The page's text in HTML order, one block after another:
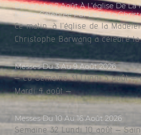
Dimanche 2 Août À L’église De La
Messe Célébrée Par Le Père
Ce matin, à l’église de la
Christophe Barwang a célébré la
Messes Du 3 Au 9 Août 2026
– Co Semaine 31 Lundi 3 août
Mardi 4 août –
Messes Du 10 Au 16 Août 2026
Semaine 32 Lundi 10 août –